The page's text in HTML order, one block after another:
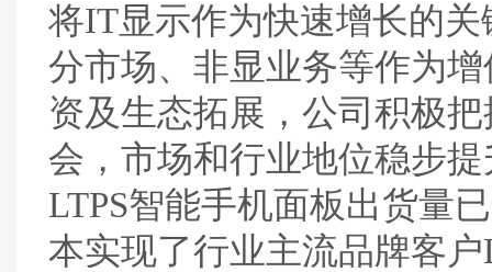
将IT显示作为快速增长的
分市场、非显业务等作为
资及生态拓展，公司积极
会，市场和行业地位稳步
LTPS智能手机面板出货量
本实现了行业主流品牌客